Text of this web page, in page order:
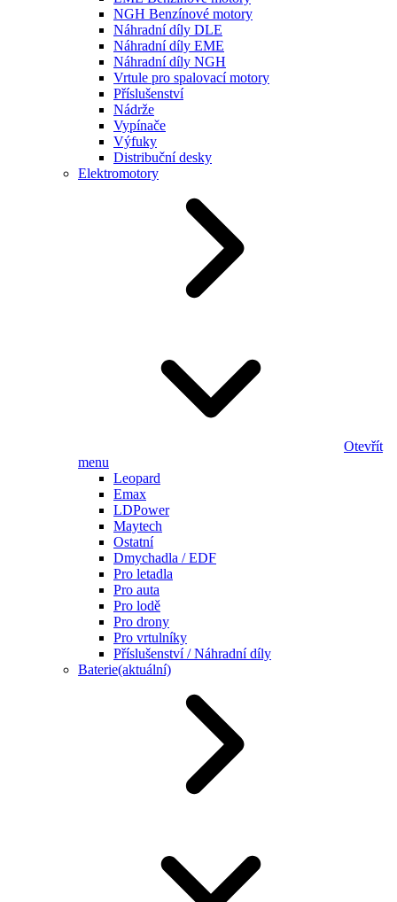
NGH Benzínové motory
Náhradní díly DLE
Náhradní díly EME
Náhradní díly NGH
Vrtule pro spalovací motory
Příslušenství
Nádrže
Vypínače
Výfuky
Distribuční desky
Elektromotory
Otevřít
menu
Leopard
Emax
LDPower
Maytech
Ostatní
Dmychadla / EDF
Pro letadla
Pro auta
Pro lodě
Pro drony
Pro vrtulníky
Příslušenství / Náhradní díly
Baterie(aktuální)